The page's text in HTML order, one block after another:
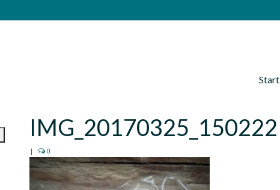
Start
IMG_20170325_150222
| 0